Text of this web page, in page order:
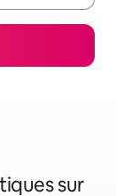
sur